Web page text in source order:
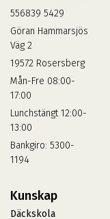
556839 5429
Göran Hammarsjös
Väg 2
19572 Rosersberg
Mån-Fre 08:00-
17:00
Lunchstängt 12:00-
13:00
Bankgiro: 5300-
1194
Kunskap
Däckskola